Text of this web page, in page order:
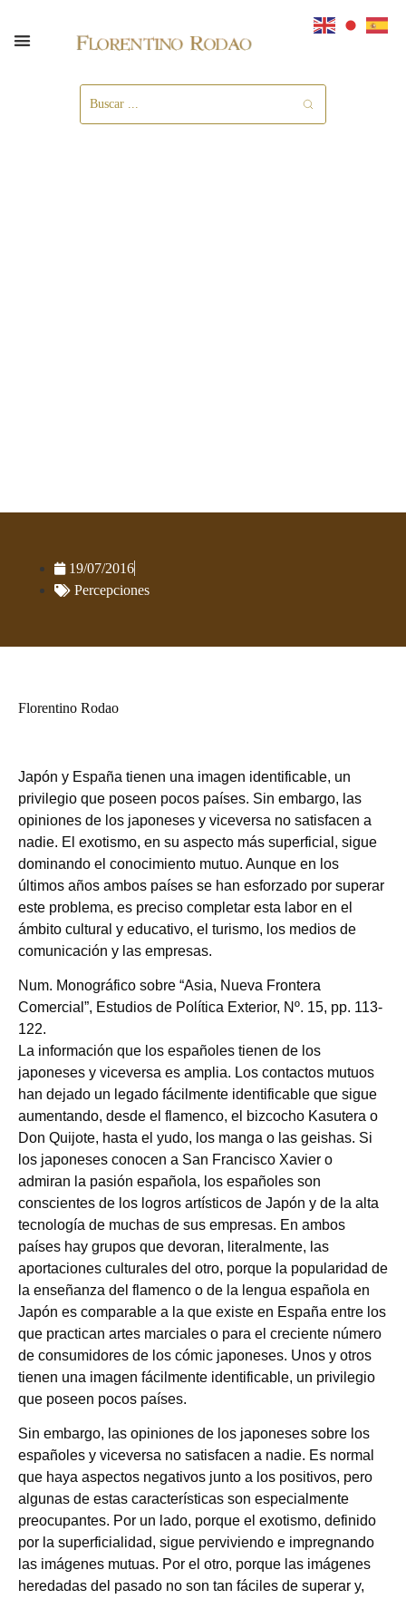
19/07/2016
Percepciones
Florentino Rodao
Japón y España tienen una imagen identificable, un
privilegio que poseen pocos países. Sin embargo, las
opiniones de los japoneses y viceversa no satisfacen a
nadie. El exotismo, en su aspecto más superficial, sigue
dominando el conocimiento mutuo. Aunque en los
últimos años ambos países se han esforzado por superar
este problema, es preciso completar esta labor en el
ámbito cultural y educativo, el turismo, los medios de
comunicación y las empresas.
Num. Monográfico sobre “Asia, Nueva Frontera
Comercial”, Estudios de Política Exterior, Nº. 15, pp. 113-
122.
La información que los españoles tienen de los
japoneses y viceversa es amplia. Los contactos mutuos
han dejado un legado fácilmente identificable que sigue
aumentando, desde el flamenco, el bizcocho Kasutera o
Don Quijote, hasta el yudo, los manga o las geishas. Si
los japoneses conocen a San Francisco Xavier o
admiran la pasión española, los españoles son
conscientes de los logros artísticos de Japón y de la alta
tecnología de muchas de sus empresas. En ambos
países hay grupos que devoran, literalmente, las
aportaciones culturales del otro, porque la popularidad de
la enseñanza del flamenco o de la lengua española en
Japón es comparable a la que existe en España entre los
que practican artes marciales o para el creciente número
de consumidores de los cómic japoneses. Unos y otros
tienen una imagen fácilmente identificable, un privilegio
que poseen pocos países.
Sin embargo, las opiniones de los japoneses sobre los
españoles y viceversa no satisfacen a nadie. Es normal
que haya aspectos negativos junto a los positivos, pero
algunas de estas características son especialmente
preocupantes. Por un lado, porque el exotismo, definido
por la superficialidad, sigue perviviendo e impregnando
las imágenes mutuas. Por el otro, porque las imágenes
heredadas del pasado no son tan fáciles de superar y,